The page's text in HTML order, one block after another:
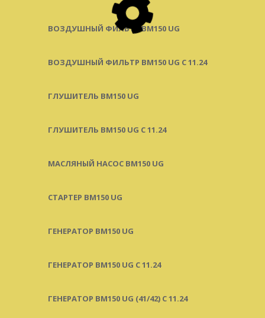
ВОЗДУШНЫЙ ФИЛЬТР BM150 UG
ВОЗДУШНЫЙ ФИЛЬТР BM150 UG C 11.24
ГЛУШИТЕЛЬ BM150 UG
ГЛУШИТЕЛЬ BM150 UG С 11.24
МАСЛЯНЫЙ НАСОС BM150 UG
СТАРТЕР BM150 UG
ГЕНЕРАТОР BM150 UG
ГЕНЕРАТОР BM150 UG С 11.24
ГЕНЕРАТОР BM150 UG (41/42) С 11.24